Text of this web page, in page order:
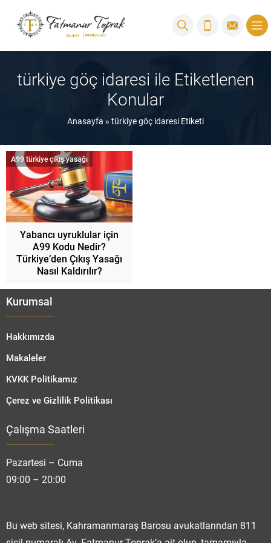
türkiye göç idaresi ile Etiketlenen
Konular
Anasayfa » türkiye göç idaresi Etiketi
A99 türkiye çıkış yasağı
Yabancı uyruklular için
A99 Kodu Nedir?
Türkiye’den Çıkış Yasağı
Nasıl Kaldırılır?
Kurumsal
Hakkımızda
Makaleler
KVKK Politikamız
Çerez ve Gizlilik Politikası
Çalışma Saatleri
Pazartesi – Cuma
09:00 – 20:00
Bu web sitesi, Kahramanmaraş Barosu avukatlarından 811
Cevap Yaz